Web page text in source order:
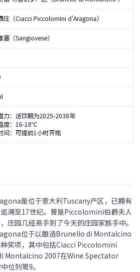
庄（Ciacci Piccolomini d'Aragona）
塞（Sangiovese）
力：适饮期为2025-2038年
度：16-18℃
间：可提前1小时开瓶
是位于意大利Tuscany产区，已拥有
溯至17世纪。曾是Piccolomini伯爵夫人
庄园几经易手到了今天的庄园家族手中。
位于以酿造Brunello di Montalcino
奖项，其中包括Ciacci Piccolomini
2007在Wine Spectator
位列第9。